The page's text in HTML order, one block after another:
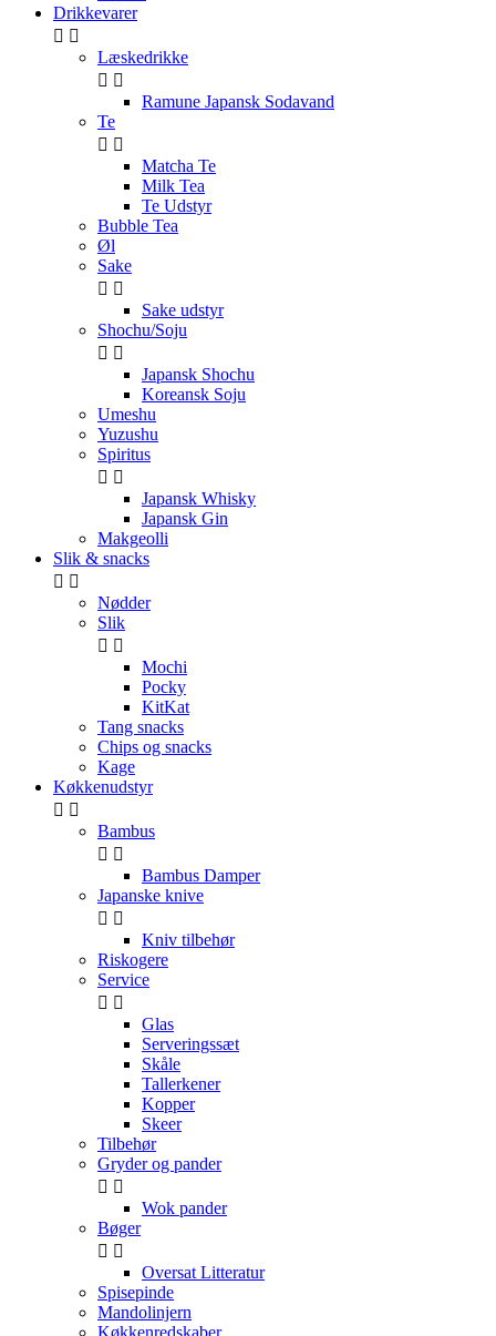
Drikkevarer
 
Læskedrikke
 
Ramune Japansk Sodavand
Te
 
Matcha Te
Milk Tea
Te Udstyr
Bubble Tea
Øl
Sake
 
Sake udstyr
Shochu/Soju
 
Japansk Shochu
Koreansk Soju
Umeshu
Yuzushu
Spiritus
 
Japansk Whisky
Japansk Gin
Makgeolli
Slik & snacks
 
Nødder
Slik
 
Mochi
Pocky
KitKat
Tang snacks
Chips og snacks
Kage
Køkkenudstyr
 
Bambus
 
Bambus Damper
Japanske knive
 
Kniv tilbehør
Riskogere
Service
 
Glas
Serveringssæt
Skåle
Tallerkener
Kopper
Skeer
Tilbehør
Gryder og pander
 
Wok pander
Bøger
 
Oversat Litteratur
Spisepinde
Mandolinjern
Køkkenredskaber